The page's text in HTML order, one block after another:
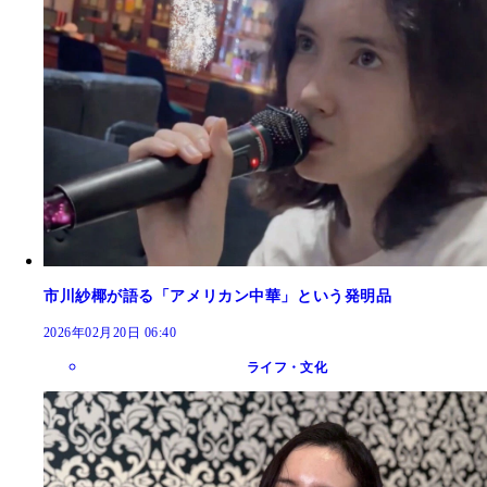
市川紗椰が語る「アメリカン中華」という発明品
2026年02月20日 06:40
ライフ・文化